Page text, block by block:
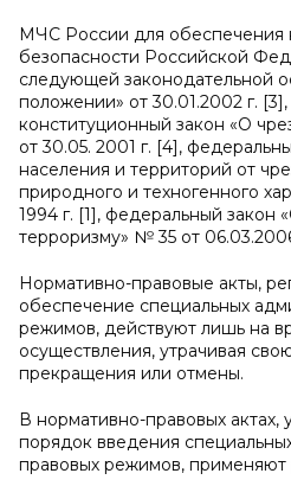
МЧС России для обеспечения
безопасности Российской
следующей законодательной
положении» от 30.01.2002 г.
конституционный закон «О
от 30.05. 2001 г. [4],
населения и территорий от
природного и техногенного
1994 г. [1], федеральный закон
терроризму» № 35 от
Нормативно-правовые акты,
обеспечение специальных
режимов, действуют лишь на
осуществления, утрачивая
прекращения или отмены.
В нормативно-правовых актах,
порядок введения
правовых режимов, применяют